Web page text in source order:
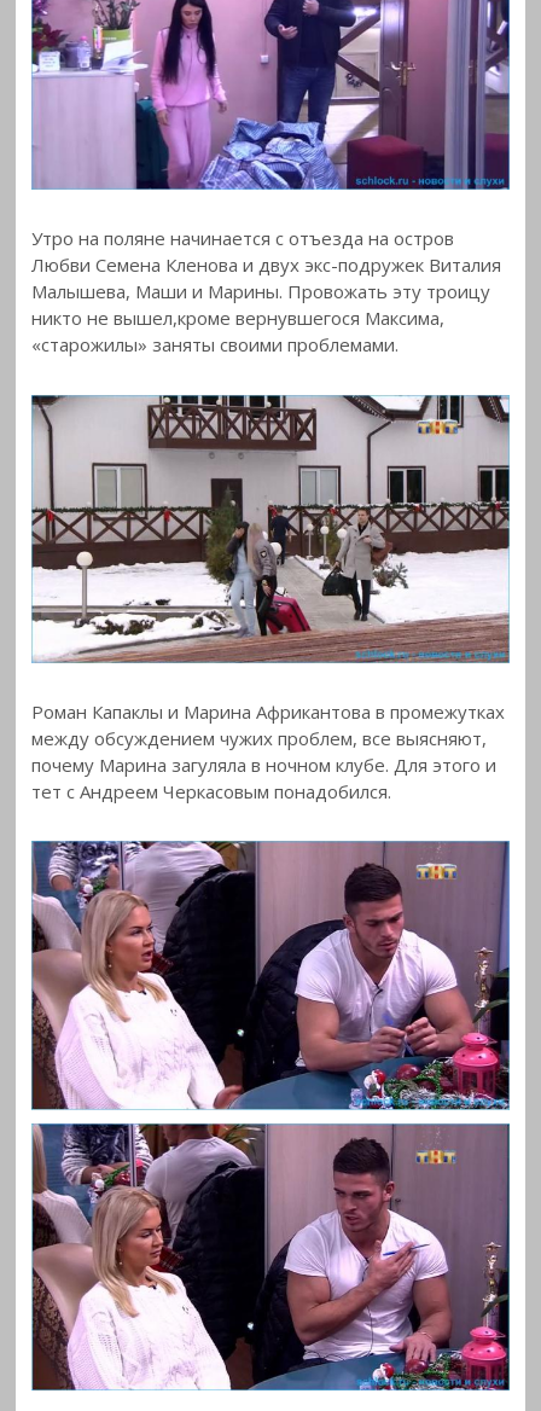
Утро на поляне начинается с отъезда на остров
Любви Семена Кленова и двух экс-подружек Виталия
Малышева, Маши и Марины. Провожать эту троицу
никто не вышел,кроме вернувшегося Максима,
«старожилы» заняты своими проблемами.
Роман Капаклы и Марина Африкантова в промежутках
между обсуждением чужих проблем, все выясняют,
почему Марина загуляла в ночном клубе. Для этого и
тет с Андреем Черкасовым понадобился.